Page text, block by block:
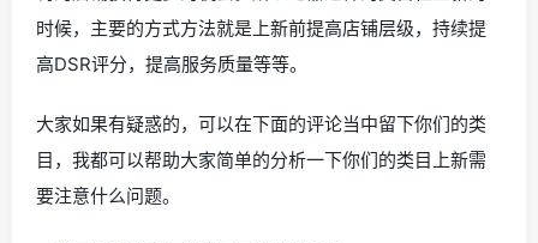
时候，主要的方式方法就是上新前提高店铺层级，持续提
高DSR评分，提高服务质量等等。
大家如果有疑惑的，可以在下面的评论当中留下你们的类
目，我都可以帮助大家简单的分析一下你们的类目上新需
要注意什么问题。